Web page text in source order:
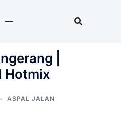
|
Hotmix
ASPAL JALAN